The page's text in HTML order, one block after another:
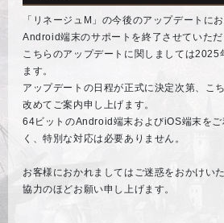
「リネージュM」の今後のアップデートに
Android端末のサポートを終了させていただ
こちらのアップデートに関しましては2025
ます。
アップデートの日程が正式に決定次第、こ
改めてご案内申し上げます。
64ビットのAndroid端末およびiOS端末をご
く、特別な対応は必要ありません。
お客様におかれましてはご迷惑をおかけい
協力のほどお願い申し上げます。